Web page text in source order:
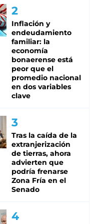
Inflación y
endeudamiento
familiar: la
economía
bonaerense está
peor que el
promedio nacional
en dos variables
clave
Tras la caída de la
extranjerización
de tierras, ahora
advierten que
podría frenarse
Zona Fría en el
Senado